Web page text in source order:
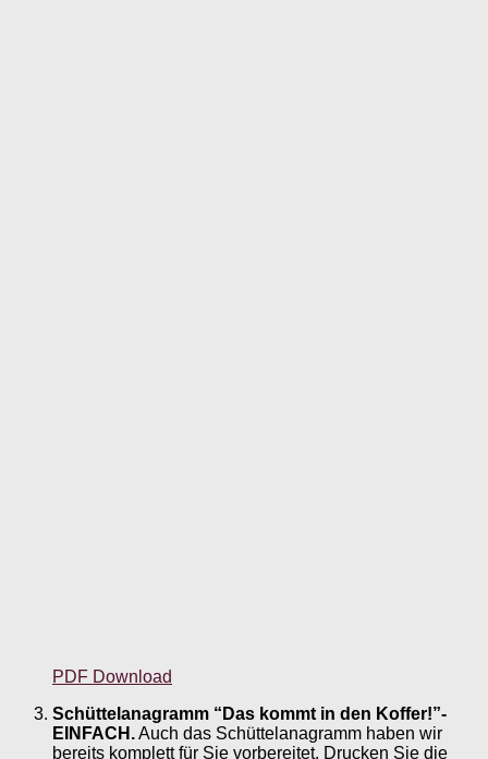
PDF Download
Schüttelanagramm “Das kommt in den Koffer!”-
EINFACH.Auch das Schüttelanagramm haben wir
bereits komplett für Sie vorbereitet. Drucken Sie die